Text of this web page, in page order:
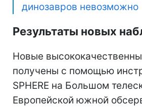
динозавров невозможно
Результаты новых
Новые
получены с помощью
SPHERE на Большом
Европейской южной